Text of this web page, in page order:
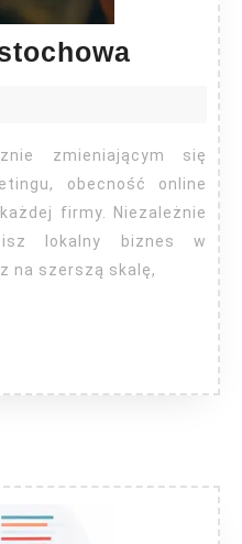
obecność online
firmy. Niezależnie
lokalny biznes w
na szerszą skalę,